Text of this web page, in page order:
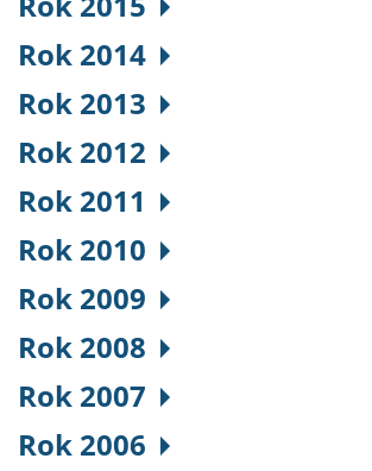
Rok 2014
Rok 2013
Rok 2012
Rok 2011
Rok 2010
Rok 2009
Rok 2008
Rok 2007
Rok 2006